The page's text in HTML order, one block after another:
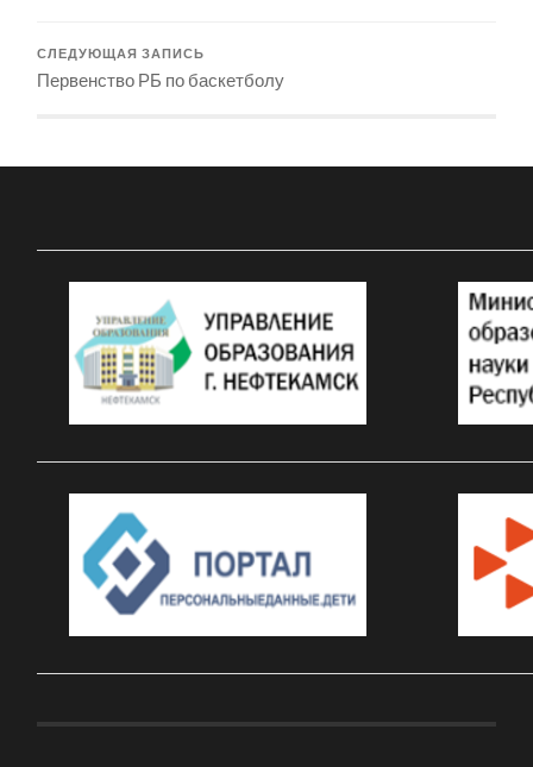
СЛЕДУЮЩАЯ ЗАПИСЬ
Первенство РБ по баскетболу